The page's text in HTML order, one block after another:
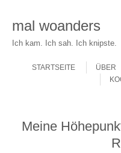
mal woanders
Ich kam. Ich sah. Ich knipste.
Menu
STARTSEITE
ÜBER
Meine